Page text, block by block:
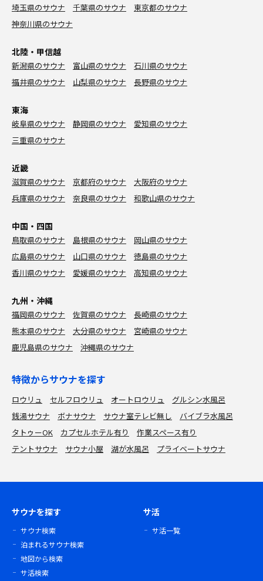
埼玉県のサウナ 千葉県のサウナ
東京都のサウナ
神奈川県のサウナ
北陸・甲信越
新潟県のサウナ 富山県のサウナ
石川県のサウナ
福井県のサウナ
山梨県のサウナ 長野県のサウナ
東海
岐阜県のサウナ 静岡県のサウナ
愛知県のサウナ
三重県のサウナ
近畿
滋賀県のサウナ 京都府のサウナ
大阪府のサウナ
兵庫県のサウナ
奈良県のサウナ 和歌山県のサウナ
中国・四国
鳥取県のサウナ 島根県のサウナ
岡山県のサウナ
広島県のサウナ
山口県のサウナ
徳島県のサウナ
香川県のサウナ
愛媛県のサウナ 高知県のサウナ
九州・沖縄
福岡県のサウナ 佐賀県のサウナ
長崎県のサウナ
熊本県のサウナ
大分県のサウナ
宮崎県のサウナ
鹿児島県のサウナ
沖縄県のサウナ
特徴からサウナを探す
ロウリュ セルフロウリュ オートロウリュ
グルシン水風呂
銭湯サウナ
ボナサウナ サウナ室テレビ無し
バイブラ水風呂
タトゥーOK
カプセルホテル有り
作業スペース有り
テントサウナ
サウナ小屋 湖が水風呂 プライベートサウナ
サウナを探す
サウナ検索
泊まれるサウナ検索
地図から検索
サ活検索
サ活
サ活一覧